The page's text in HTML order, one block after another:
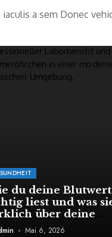
a sem Donec
du deine
liest und was
über deine
aussagen
Mai 6, 2026